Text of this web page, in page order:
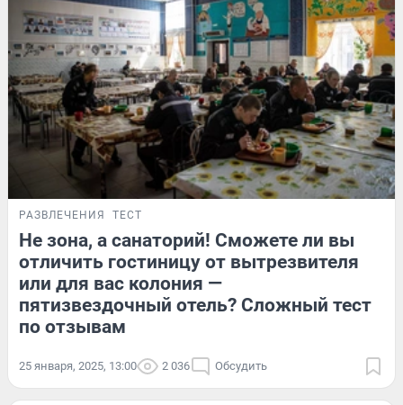
РАЗВЛЕЧЕНИЯ ТЕСТ
Не зона, а санаторий! Сможете ли вы
отличить гостиницу от вытрезвителя
или для вас колония —
пятизвездочный отель? Сложный тест
по отзывам
25 января, 2025, 13:00 2 036 Обсудить